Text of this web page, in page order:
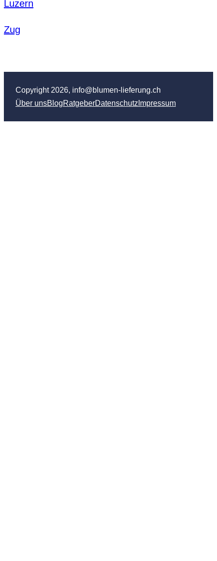
Luzern
Zug
Copyright 2026, info@blumen-lieferung.ch
Über unsBlogRatgeberDatenschutz Impressum